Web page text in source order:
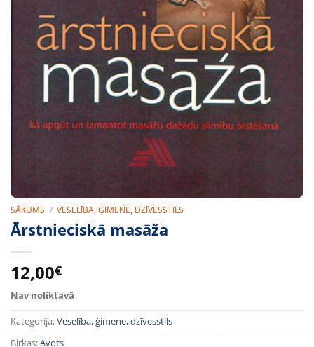
SĀKUMS / VESELĪBA, ĢIMENE, DZĪVESSTILS
Ārstnieciskā masāža
12,00€
Nav noliktavā
Kategorija:Veselība, ģimene, dzīvesstils
Birkas:Avots